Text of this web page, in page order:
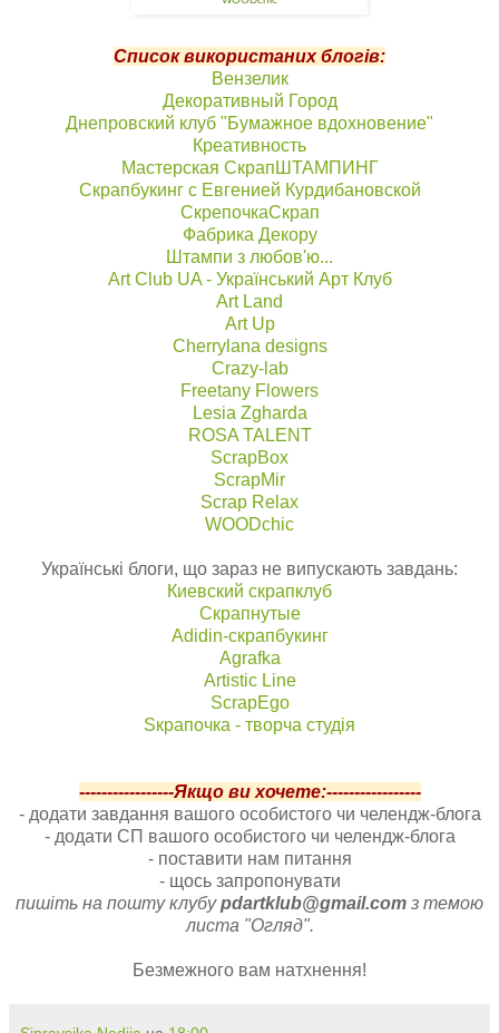
Список використаних блогів:
Вензелик
Декоративный Город
Днепровский клуб "Бумажное вдохновение"
Креативность
Мастерская СкрапШТАМПИНГ
Скрапбукинг с Евгенией Курдибановской
СкрепочкаСкрап
Фабрика Декору
Штампи з любов'ю...
Art Club UA - Український Арт Клуб
Art Land
Art Up
Cherrylana designs
Сrazy-lab
Freetany Flowers
Lesia Zgharda
ROSA TALENT
ScrapBox
ScrapMir
Scrap Relax
WOODchic
Українські блоги, що зараз не випускають завдань:
Киевский скрапклуб
Скрапнутые
Adidin-скрапбукинг
Аgrafka
Artistic Line
ScrapEgo
Sкрапочка - творча студія
-----------------Якщо ви хочете:-----------------
- додати завдання вашого особистого чи челендж-блога
- додати СП вашого особистого чи челендж-блога
- поставити нам питання
- щось запропонувати
пишіть на пошту клубуpdartklub@gmail.com з темою
листа "Огляд".
Безмежного вам натхнення!